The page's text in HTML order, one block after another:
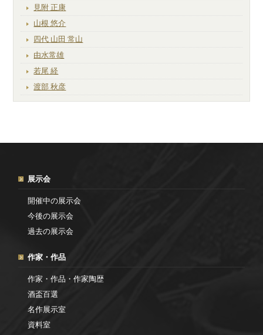
見附 正康
山根 悠介
四代 山田 常山
由水常雄
若尾 経
渡部 秋彦
展示会
開催中の展示会
今後の展示会
過去の展示会
作家・作品
作家・作品・作家陶歴
酒盃百選
名作展示室
資料室